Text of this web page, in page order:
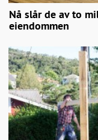
Nå slår de av to
eiendommen